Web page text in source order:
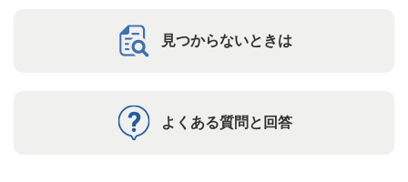
見つからないときは
よくある質問と回答